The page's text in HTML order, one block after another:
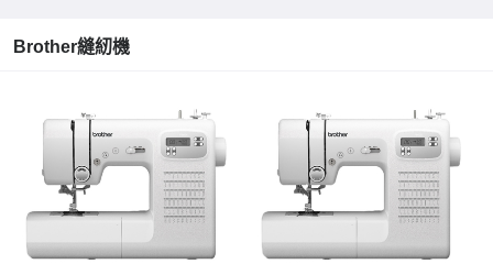
Brother縫紉機